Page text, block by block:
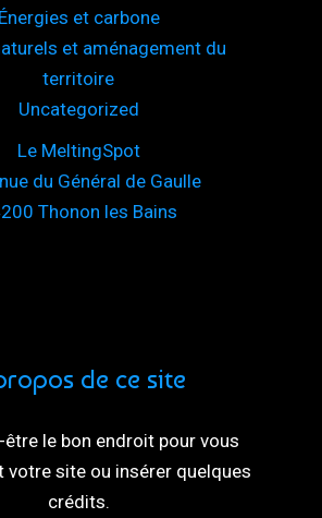
Énergies et carbone
et aménagement du
territoire
Uncategorized
Le MeltingSpot
du Général de Gaulle
Thonon les Bains
de ce site
être le bon endroit pour vous
votre site ou insérer quelques
crédits.